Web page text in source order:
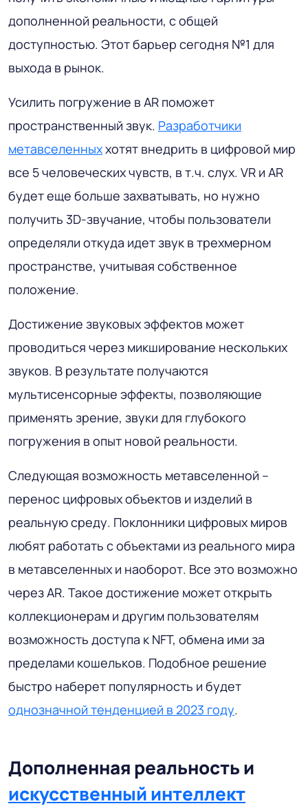
дополненной реальности, с общей
доступностью. Этот барьер сегодня №1 для
выхода в рынок.
Усилить погружение в AR поможет
пространственный звук. Разработчики
метавселенныххотят внедрить в цифровой мир
все 5 человеческих чувств, в т.ч. слух. VR и AR
будет еще больше захватывать, но нужно
получить 3D-звучание, чтобы пользователи
определяли откуда идет звук в трехмерном
пространстве, учитывая собственное
положение.
Достижение звуковых эффектов может
проводиться через микширование нескольких
звуков. В результате получаются
мультисенсорные эффекты, позволяющие
применять зрение, звуки для глубокого
погружения в опыт новой реальности.
Следующая возможность метавселенной –
перенос цифровых объектов и изделий в
реальную среду. Поклонники цифровых миров
любят работать с объектами из реального мира
в метавселенных и наоборот. Все это возможно
через AR. Такое достижение может открыть
коллекционерам и другим пользователям
возможность доступа к NFT, обмена ими за
пределами кошельков. Подобное решение
быстро наберет популярность и будет
однозначной тенденцией в 2023 году.
Дополненная реальность и
искусственный интеллект